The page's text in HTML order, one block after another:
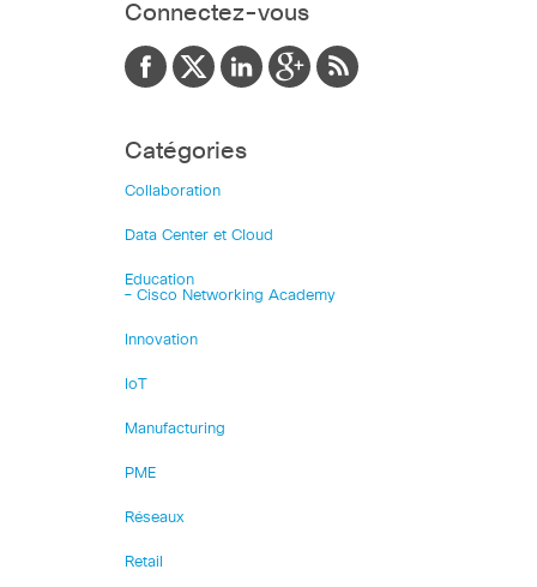
Connectez-vous
Catégories
Collaboration
Data Center et Cloud
Education
– Cisco Networking Academy
Innovation
IoT
Manufacturing
PME
Réseaux
Retail